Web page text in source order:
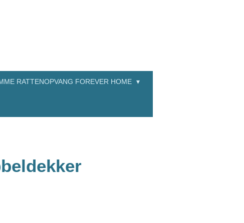
RATTENOPVANG FOREVER HOME